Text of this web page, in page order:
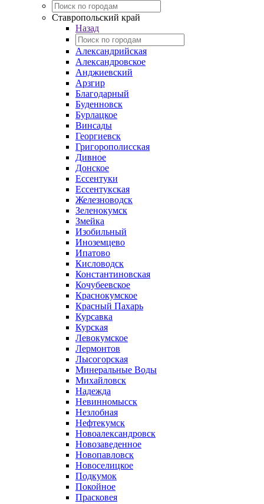
Ставропольский край
Назад
Александрийская
Александровское
Анджиевский
Арзгир
Благодарный
Буденновск
Бурлацкое
Винсады
Георгиевск
Григорополисская
Дивное
Донское
Ессентуки
Ессентукская
Железноводск
Зеленокумск
Змейка
Изобильный
Иноземцево
Ипатово
Кисловодск
Константиновская
Кочубеевское
Краснокумское
Красный Пахарь
Курсавка
Курская
Левокумское
Лермонтов
Лысогорская
Минеральные Воды
Михайловск
Надежда
Невинномысск
Незлобная
Нефтекумск
Новоалександровск
Новозаведенное
Новопавловск
Новоселицкое
Подкумок
Покойное
Прасковея